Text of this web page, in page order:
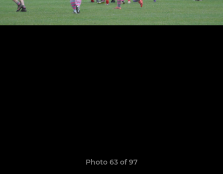
Photo 63 of 97